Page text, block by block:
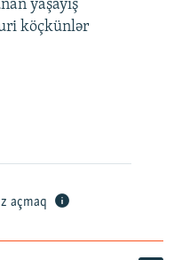
480p
720p
yaşayış
köçkünlər
açmaq